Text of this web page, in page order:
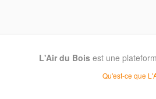
L'Air du Bois est une
Qu'est-ce que